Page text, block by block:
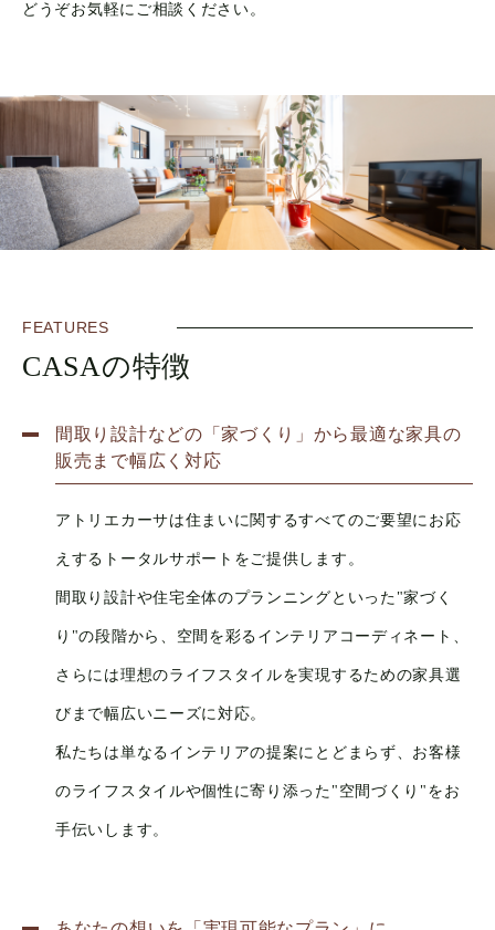
どうぞお気軽にご相談ください。
FEATURES
CASAの特徴
間取り設計などの「家づくり」から最適な家具の
販売まで幅広く対応
アトリエカーサは住まいに関するすべてのご要望にお応
えするトータルサポートをご提供します。
間取り設計や住宅全体のプランニングといった"家づく
り"の段階から、空間を彩るインテリアコーディネート、
さらには理想のライフスタイルを実現するための家具選
びまで幅広いニーズに対応。
私たちは単なるインテリアの提案にとどまらず、お客様
のライフスタイルや個性に寄り添った"空間づくり"をお
手伝いします。